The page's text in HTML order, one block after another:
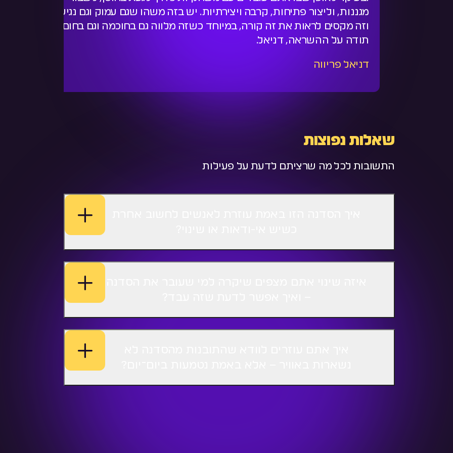
מגננות, וליצור פתיחות, קרבה ויצירתיות. יש בזה משהו שגם עמוק וגם נגיש,
וזה מקסים לראות את זה קורה, במיוחד כשזה מלווה גם בחוכמה וגם בחום.
תודה על ההשראה, דניאל.
דניאל פריווה
שאלות נפוצות
התשובות לכל מה שרציתם לדעת על פעילות